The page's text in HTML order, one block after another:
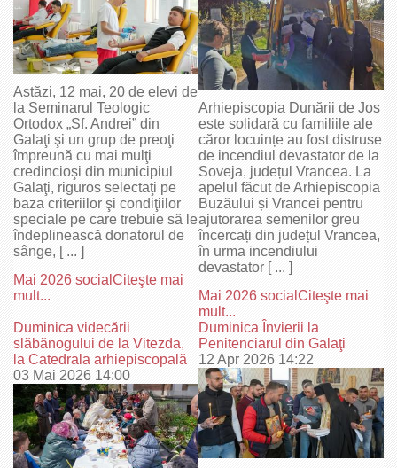
Astăzi, 12 mai, 20 de elevi de
la Seminarul Teologic
Ortodox „Sf. Andrei” din
Galaţi şi un grup de preoţi
împreună cu mai mulţi
credincioşi din municipiul
Galaţi, riguros selectaţi pe
baza criteriilor şi condiţiilor
speciale pe care trebuie să le
îndeplinească donatorul de
sânge, [ ... ]
Mai 2026 social Citeşte mai
mult...
Arhiepiscopia Dunării de Jos
este solidară cu familiile ale
căror locuințe au fost distruse
de incendiul devastator de la
Soveja, județul Vrancea. La
apelul făcut de Arhiepiscopia
Buzăului și Vrancei pentru
ajutorarea semenilor greu
încercați din județul Vrancea,
în urma incendiului
devastator [ ... ]
Mai 2026 social Citeşte mai
mult...
Duminica videcării
slăbănogului de la Vitezda,
la Catedrala arhiepiscopală
03 Mai 2026 14:00
Duminica Învierii la
Penitenciarul din Galaţi
12 Apr 2026 14:22